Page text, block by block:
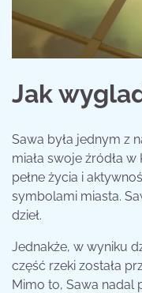
Jak
Sawa była jednym z
miała swoje źródła
pełne życia i
symbolami miasta.
dzieł.
Jednakże, w wyniku
część rzeki została
Mimo to, Sawa nadal